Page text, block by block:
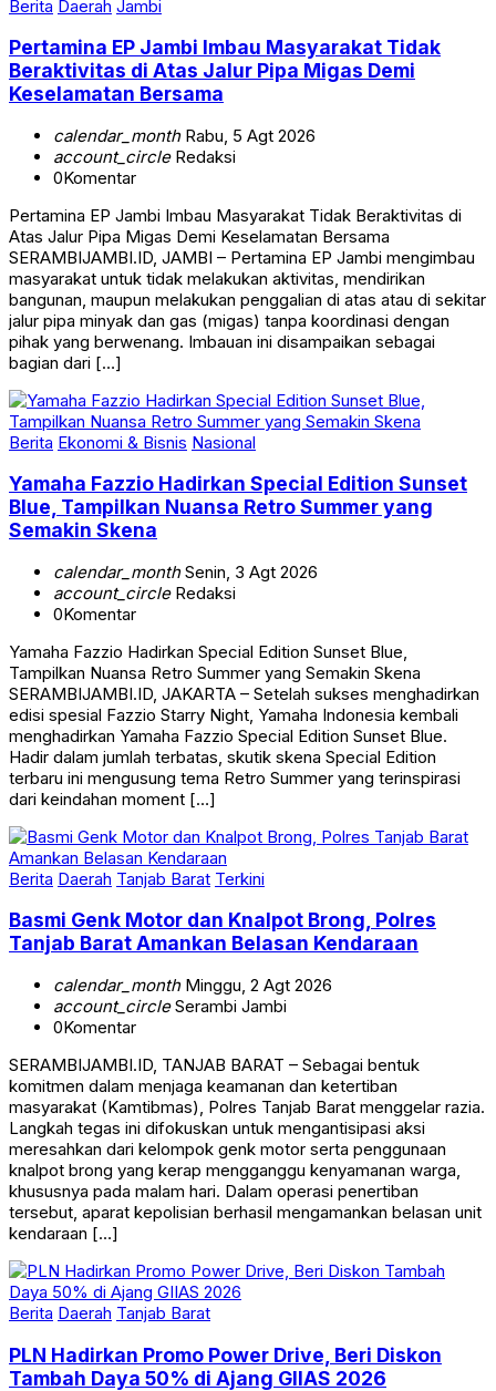
Berita Daerah Jambi
Pertamina EP Jambi Imbau Masyarakat Tidak
Beraktivitas di Atas Jalur Pipa Migas Demi
Keselamatan Bersama
calendar_monthRabu, 5 Agt 2026
account_circleRedaksi
0Komentar
Pertamina EP Jambi Imbau Masyarakat Tidak Beraktivitas di
Atas Jalur Pipa Migas Demi Keselamatan Bersama
SERAMBIJAMBI.ID, JAMBI – Pertamina EP Jambi mengimbau
masyarakat untuk tidak melakukan aktivitas, mendirikan
bangunan, maupun melakukan penggalian di atas atau di sekitar
jalur pipa minyak dan gas (migas) tanpa koordinasi dengan
pihak yang berwenang. Imbauan ini disampaikan sebagai
bagian dari […]
Berita Ekonomi & Bisnis Nasional
Yamaha Fazzio Hadirkan Special Edition Sunset
Blue, Tampilkan Nuansa Retro Summer yang
Semakin Skena
calendar_monthSenin, 3 Agt 2026
account_circleRedaksi
0Komentar
Yamaha Fazzio Hadirkan Special Edition Sunset Blue,
Tampilkan Nuansa Retro Summer yang Semakin Skena
SERAMBIJAMBI.ID, JAKARTA – Setelah sukses menghadirkan
edisi spesial Fazzio Starry Night, Yamaha Indonesia kembali
menghadirkan Yamaha Fazzio Special Edition Sunset Blue.
Hadir dalam jumlah terbatas, skutik skena Special Edition
terbaru ini mengusung tema Retro Summer yang terinspirasi
dari keindahan moment […]
Berita Daerah Tanjab Barat Terkini
Basmi Genk Motor dan Knalpot Brong, Polres
Tanjab Barat Amankan Belasan Kendaraan
calendar_monthMinggu, 2 Agt 2026
account_circleSerambi Jambi
0Komentar
SERAMBIJAMBI.ID, TANJAB BARAT – Sebagai bentuk
komitmen dalam menjaga keamanan dan ketertiban
masyarakat (Kamtibmas), Polres Tanjab Barat menggelar razia.
Langkah tegas ini difokuskan untuk mengantisipasi aksi
meresahkan dari kelompok genk motor serta penggunaan
knalpot brong yang kerap mengganggu kenyamanan warga,
khususnya pada malam hari. Dalam operasi penertiban
tersebut, aparat kepolisian berhasil mengamankan belasan unit
kendaraan […]
Berita Daerah Tanjab Barat
PLN Hadirkan Promo Power Drive, Beri Diskon
Tambah Daya 50% di Ajang GIIAS 2026